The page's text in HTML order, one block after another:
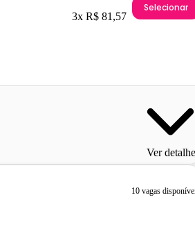
3x R$ 81,57
Selecionar
Ver
10 vagas